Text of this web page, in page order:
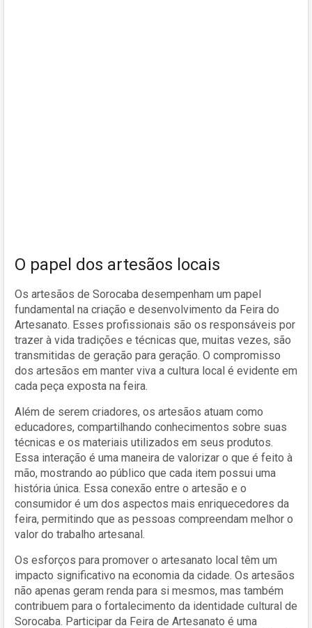
O papel dos artesãos locais
Os artesãos de Sorocaba desempenham um papel
fundamental na criação e desenvolvimento da Feira do
Artesanato. Esses profissionais são os responsáveis por
trazer à vida tradições e técnicas que, muitas vezes, são
transmitidas de geração para geração. O compromisso
dos artesãos em manter viva a cultura local é evidente em
cada peça exposta na feira.
Além de serem criadores, os artesãos atuam como
educadores, compartilhando conhecimentos sobre suas
técnicas e os materiais utilizados em seus produtos.
Essa interação é uma maneira de valorizar o que é feito à
mão, mostrando ao público que cada item possui uma
história única. Essa conexão entre o artesão e o
consumidor é um dos aspectos mais enriquecedores da
feira, permitindo que as pessoas compreendam melhor o
valor do trabalho artesanal.
Os esforços para promover o artesanato local têm um
impacto significativo na economia da cidade. Os artesãos
não apenas geram renda para si mesmos, mas também
contribuem para o fortalecimento da identidade cultural de
Sorocaba. Participar da Feira de Artesanato é uma